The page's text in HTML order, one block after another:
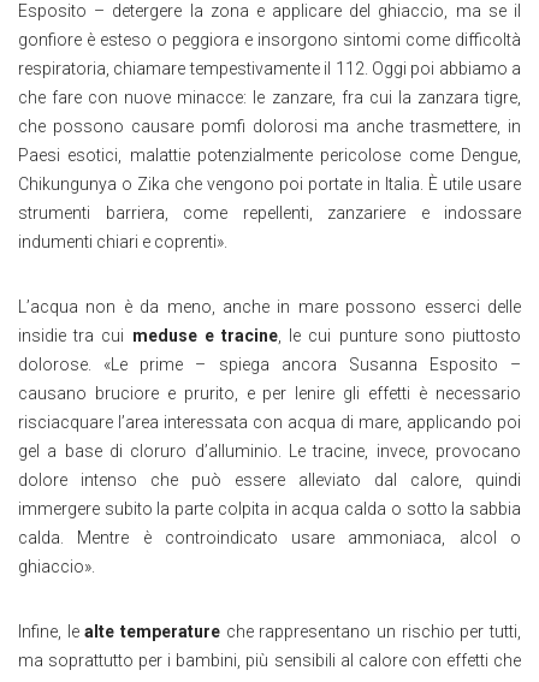
Esposito – detergere la zona e applicare del ghiaccio, ma se il
gonfiore è esteso o peggiora e insorgono sintomi come difficoltà
respiratoria, chiamare tempestivamente il 112. Oggi poi abbiamo a
che fare con nuove minacce: le zanzare, fra cui la zanzara tigre,
che possono causare pomfi dolorosi ma anche trasmettere, in
Paesi esotici, malattie potenzialmente pericolose come Dengue,
Chikungunya o Zika che vengono poi portate in Italia. È utile usare
strumenti barriera, come repellenti, zanzariere e indossare
indumenti chiari e coprenti».
L’acqua non è da meno, anche in mare possono esserci delle
insidie tra cui meduse e tracine , le cui punture sono piuttosto
dolorose. «Le prime – spiega ancora Susanna Esposito –
causano bruciore e prurito, e per lenire gli effetti è necessario
risciacquare l’area interessata con acqua di mare, applicando poi
gel a base di cloruro d’alluminio. Le tracine, invece, provocano
dolore intenso che può essere alleviato dal calore, quindi
immergere subito la parte colpita in acqua calda o sotto la sabbia
calda. Mentre è controindicato usare ammoniaca, alcol o
ghiaccio».
Infine, lealte temperature che rappresentano un rischio per tutti,
ma soprattutto per i bambini, più sensibili al calore con effetti che